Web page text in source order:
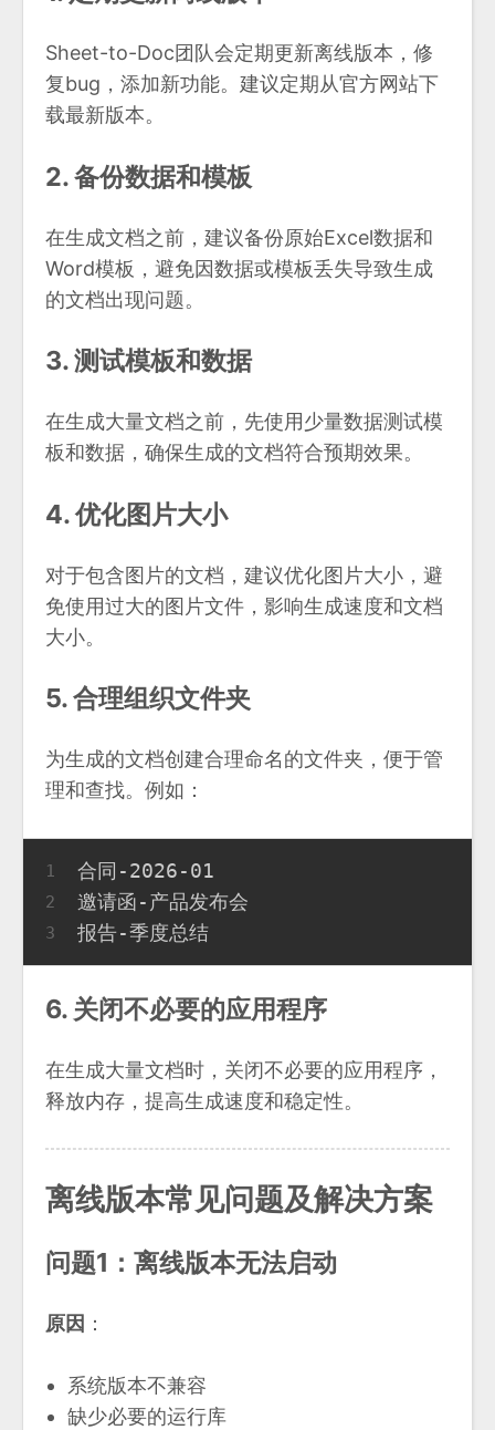
Sheet-to-Doc团队会定期更新离线版本，修
复bug，添加新功能。建议定期从官方网站下
载最新版本。
2. 备份数据和模板
在生成文档之前，建议备份原始Excel数据和
Word模板，避免因数据或模板丢失导致生成
的文档出现问题。
3. 测试模板和数据
在生成大量文档之前，先使用少量数据测试模
板和数据，确保生成的文档符合预期效果。
4. 优化图片大小
对于包含图片的文档，建议优化图片大小，避
免使用过大的图片文件，影响生成速度和文档
大小。
5. 合理组织文件夹
为生成的文档创建合理命名的文件夹，便于管
理和查找。例如：
1
2
3
合同-2026-01
邀请函-产品发布会
报告-季度总结
6. 关闭不必要的应用程序
在生成大量文档时，关闭不必要的应用程序，
释放内存，提高生成速度和稳定性。
离线版本常见问题及解决方案
问题1：离线版本无法启动
原因 ：
系统版本不兼容
缺少必要的运行库